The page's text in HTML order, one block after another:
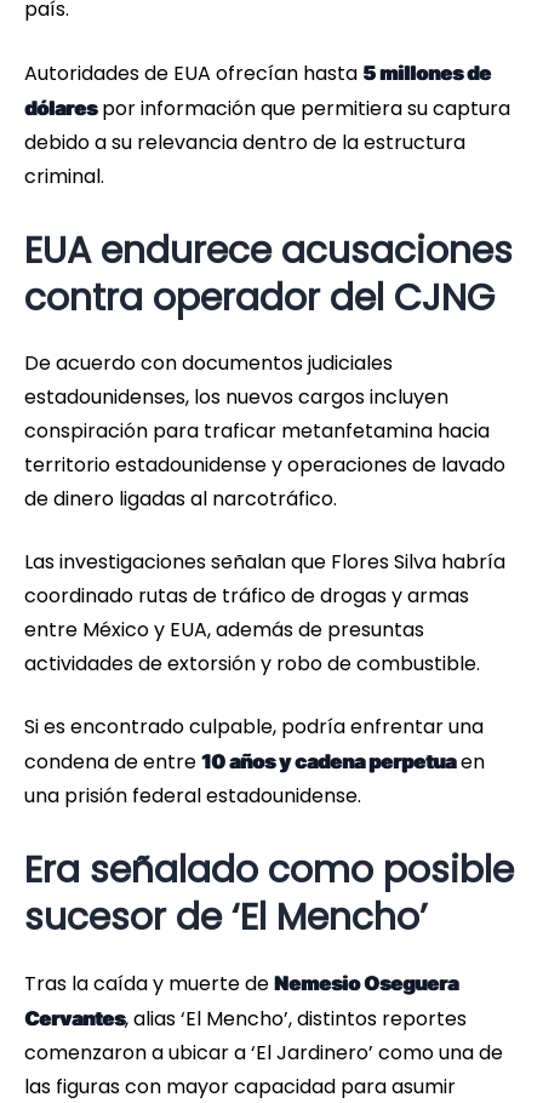
país.
Autoridades de EUA ofrecían hasta 5 millones de
dólarespor información que permitiera su captura
debido a su relevancia dentro de la estructura
criminal.
EUA endurece acusaciones
contra operador del CJNG
De acuerdo con documentos judiciales
estadounidenses, los nuevos cargos incluyen
conspiración para traficar metanfetamina hacia
territorio estadounidense y operaciones de lavado
de dinero ligadas al narcotráfico.
Las investigaciones señalan que Flores Silva habría
coordinado rutas de tráfico de drogas y armas
entre México y EUA, además de presuntas
actividades de extorsión y robo de combustible.
Si es encontrado culpable, podría enfrentar una
condena de entre 10 años y cadena perpetuaen
una prisión federal estadounidense.
Era señalado como posible
sucesor de ‘El Mencho’
Tras la caída y muerte de Nemesio Oseguera
Cervantes, alias ‘El Mencho’, distintos reportes
comenzaron a ubicar a ‘El Jardinero’ como una de
las figuras con mayor capacidad para asumir